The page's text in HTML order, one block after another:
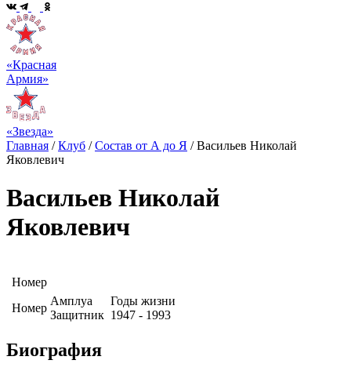
«Красная
Армия»
«Звезда»
Главная /Клуб /Состав от А до Я /Васильев Николай
Яковлевич
Васильев Николай
Яковлевич
Номер
Номер
Амплуа
Защитник
Годы жизни
1947 - 1993
Биография